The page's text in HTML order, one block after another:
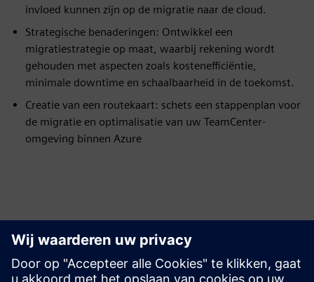
invloed kunnen zijn op de migratie naar de cloud.
Strategische benaderingen: Ontwikkel een
migratiestrategie op maat, waarbij rekening wordt
gehouden met aspecten zoals kostenefficiëntie,
minimale downtime en schaalbaarheid in de toekomst.
Creatie van een routekaart: schets een stappenplan voor
de migratie en optimalisatie van uw TeamCenter-
omgeving binnen Azure
Ontdek bronnen en
gerelateerde producten